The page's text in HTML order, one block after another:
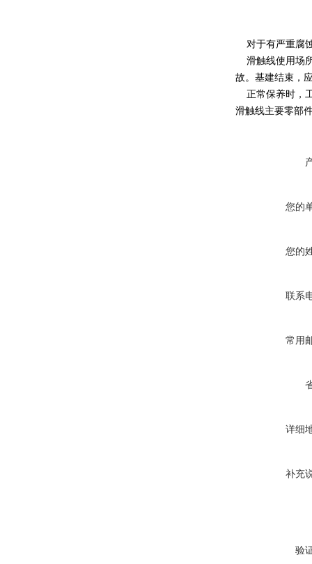
对于有严重腐
滑触线使用场
故。基建结束，
正常保养时，
滑触线主要零部
您的
您的
联系
常用
详细
补充
验